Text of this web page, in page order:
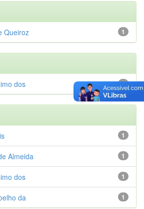
1
Queiroz
1
dos
1
1
Almeida
1
dos
1
da